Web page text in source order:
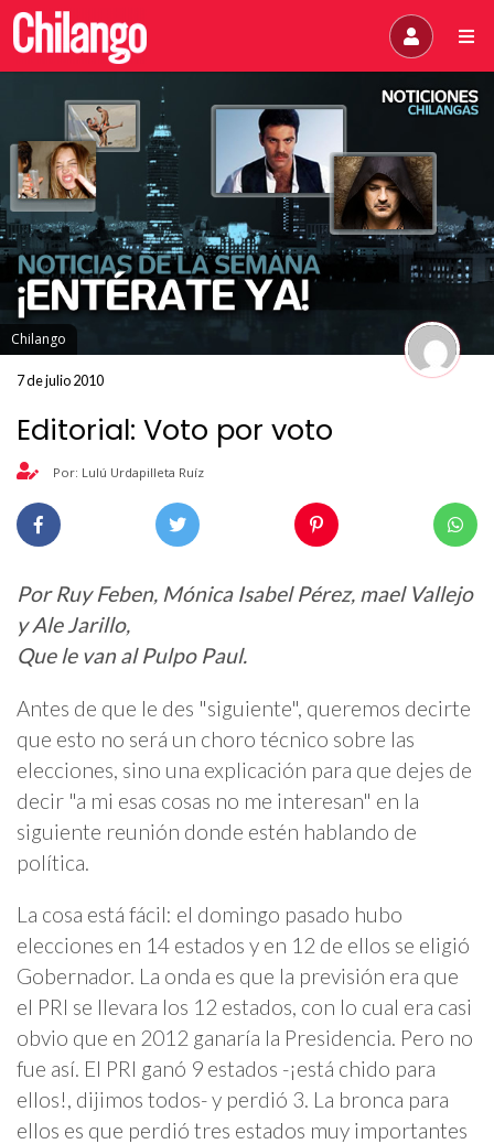
Chilango
7 de julio 2010
Editorial: Voto por voto
Por: Lulú Urdapilleta Ruíz
Por Ruy Feben, Mónica Isabel Pérez, mael Vallejo
y Ale Jarillo,
Que le van al Pulpo Paul.
Antes de que le des "siguiente", queremos decirte
que esto no será un choro técnico sobre las
elecciones, sino una explicación para que dejes de
decir "a mi esas cosas no me interesan" en la
siguiente reunión donde estén hablando de
política.
La cosa está fácil: el domingo pasado hubo
elecciones en 14 estados y en 12 de ellos se eligió
Gobernador. La onda es que la previsión era que
el PRI se llevara los 12 estados, con lo cual era casi
obvio que en 2012 ganaría la Presidencia. Pero no
fue así. El PRI ganó 9 estados -¡está chido para
ellos!, dijimos todos- y perdió 3. La bronca para
ellos es que perdió tres estados muy importantes